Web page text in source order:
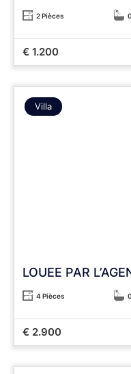
2 Pièces
€ 1.200
Villa
4 Pièces
€ 2.900